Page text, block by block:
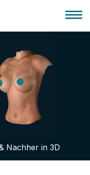
Nachher in 3D